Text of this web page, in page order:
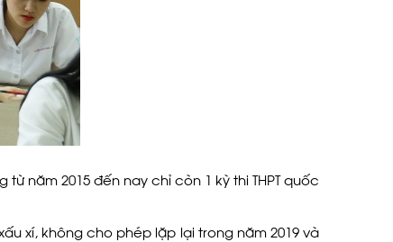
năm 2015 đến nay chỉ còn 1 kỳ thi THPT quốc
xí, không cho phép lặp lại trong năm 2019 và